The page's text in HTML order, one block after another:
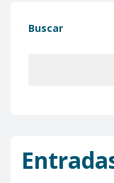
Buscar